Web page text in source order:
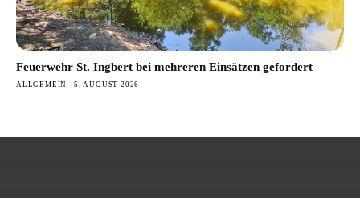
Feuerwehr St. Ingbert bei mehreren Einsätzen gefordert
ALLGEMEIN 5. AUGUST 2026